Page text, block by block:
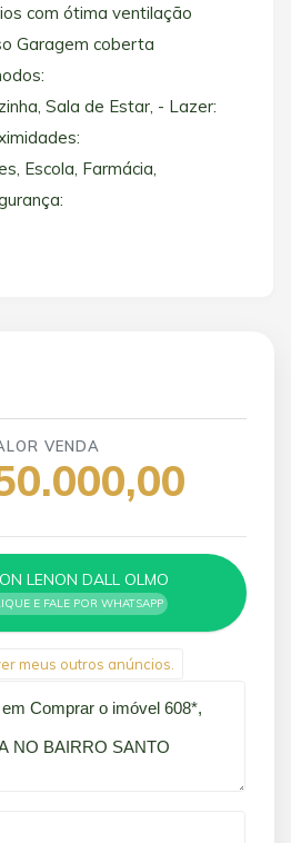
com ótima ventilação
Garagem coberta
Sala de Estar, - Lazer:
Escola, Farmácia,
VENDA
LENON DALL OLMO
E FALE POR WHATSAPP
meus outros anúncios.